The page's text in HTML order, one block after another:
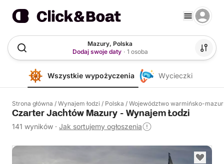
Mazury, Polska
Dodaj swoje daty · 1 osoba
Wszystkie wypożyczenia Wycieczki
Strona główna / Wynajem łodzi / Polska / Województwo warmińsko-
Czarter Jachtów Mazury - Wynajem Łodzi
141 wyników · Jak sortujemy ogłoszenia